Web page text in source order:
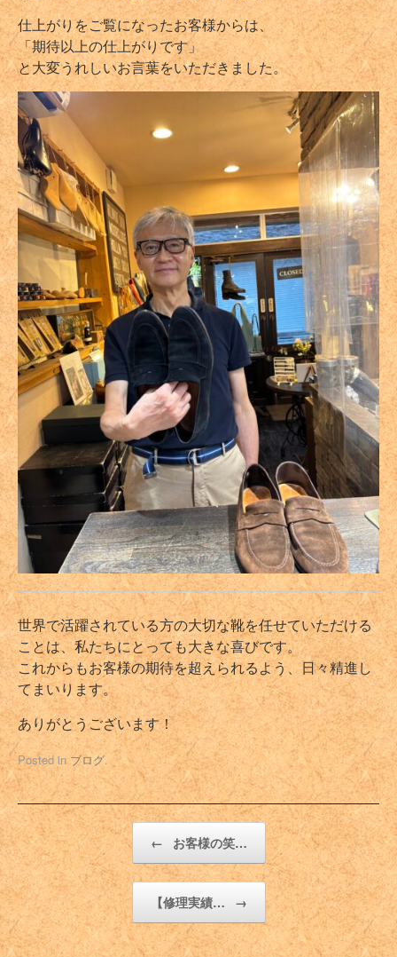
仕上がりをご覧になったお客様からは、
「期待以上の仕上がりです」
と大変うれしいお言葉をいただきました。
世界で活躍されている方の大切な靴を任せていただける
ことは、私たちにとっても大きな喜びです。
これからもお客様の期待を超えられるよう、日々精進し
てまいります。
ありがとうございます！
Posted in ブログ.
Post navigation
← お客様の笑…
【修理実績… →